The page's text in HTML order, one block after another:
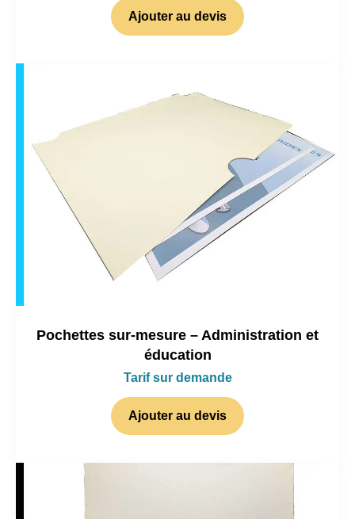
Ajouter au devis
Pochettes sur-mesure – Administration et
éducation
Tarif sur demande
Ajouter au devis